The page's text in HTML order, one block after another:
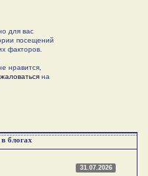
для вас
посещений
факторов.
нравится,
на
блогах
31.07.2026